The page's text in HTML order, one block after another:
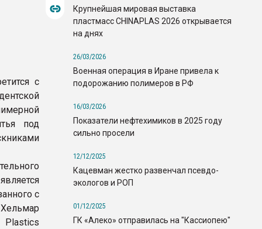
с
под
с
Plastiсs
Крупнейшая мировая выставка
пластмасс CHINAPLAS 2026 открывается
на днях
26/03/2026
Военная операция в Иране привела к
подорожанию полимеров в РФ
16/03/2026
Показатели нефтехимиков в 2025 году
сильно просели
12/12/2025
Кацевман жестко развенчал псевдо-
экологов и РОП
01/12/2025
ГК «Алеко» отправилась на "Кассиопею"